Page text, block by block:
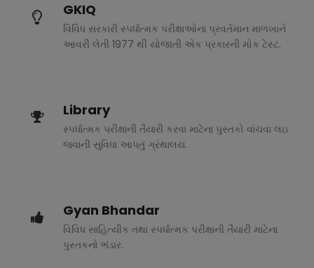
GKIQ
વિવિધ સરકારી સ્પર્ધાત્મક પરીક્ષાઓના પ્રવર્તમાન માળખાને
આવરી લેતી 1977 થી યોજાતી એક પ્રકારની મોક ટેસ્ટ.
Library
સ્પર્ધાત્મક પરીક્ષાની તૈયારી કરવા માટેના પુસ્તકો વાંચવા લઇ
જવાની સુવિધા આપતું ગ્રંથાલય.
Gyan Bhandar
વિવિધ સાહિત્યીક તથા સ્પર્ધાત્મક પરીક્ષાની તૈયારી માટેના
પુસ્તકનો ભંડાર.